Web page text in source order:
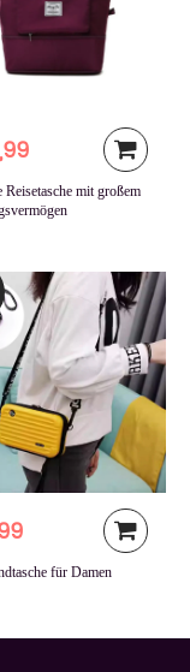
Reisetasche mit großem
für Damen